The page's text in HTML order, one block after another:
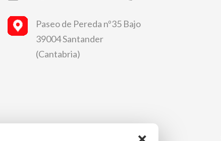
Paseo de Pereda nº35 Bajo
39004 Santander
(Cantabria)